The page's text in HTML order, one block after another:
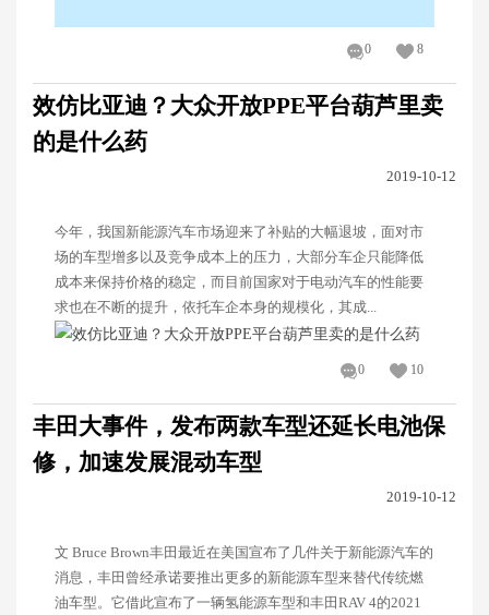
0 8
效仿比亚迪？大众开放PPE平台葫芦里卖
的是什么药
2019-10-12
今年，我国新能源汽车市场迎来了补贴的大幅退坡，面对市
场的车型增多以及竞争成本上的压力，大部分车企只能降低
成本来保持价格的稳定，而目前国家对于电动汽车的性能要
求也在不断的提升，依托车企本身的规模化，其成...
0 10
丰田大事件，发布两款车型还延长电池保
修，加速发展混动车型
2019-10-12
文 Bruce Brown丰田最近在美国宣布了几件关于新能源汽车的
消息，丰田曾经承诺要推出更多的新能源车型来替代传统燃
油车型。它借此宣布了一辆氢能源车型和丰田RAV 4的2021